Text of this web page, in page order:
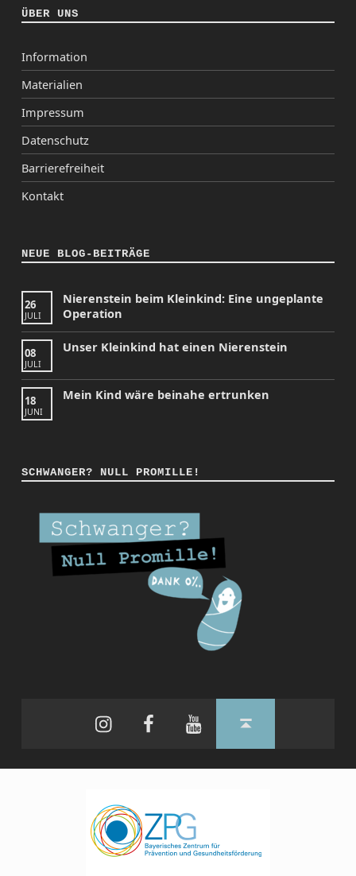
ÜBER UNS
Information
Materialien
Impressum
Datenschutz
Barrierefreiheit
Kontakt
NEUE BLOG-BEITRÄGE
26
JULI
Nierenstein beim Kleinkind: Eine ungeplante
Operation
08
JULI
Unser Kleinkind hat einen Nierenstein
18
JUNI
Mein Kind wäre beinahe ertrunken
SCHWANGER? NULL PROMILLE!
FacebookYouTubeBack to top ↑